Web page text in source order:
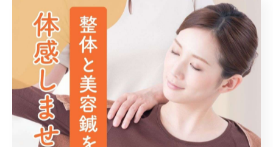
るのが特徴です。
施術後には、セルフケアや日常での注意点も指導されま
す。例えば、「仕事中の手の使い方」や「家事の合間の
ストレッチ方法」など、実生活に即したアドバイスが受
けられます。通院頻度や期間は症状の程度によって異な
りますが、無理のないペースで継続できるよう配慮され
ています。